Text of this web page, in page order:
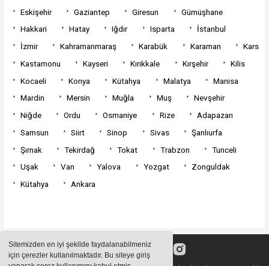
Sitemizden en iyi şekilde faydalanabilmeniz
için çerezler kullanılmaktadır. Bu siteye giriş
Eskişehir
Gaziantep Giresun
Gümüşhane
Hakkari
Hatay Iğdır Isparta
İstanbul
İzmir
Kahramanmaraş Karabük Karaman
Kars
Kastamonu
Kayseri Kırıkkale Kırşehir
Kilis
Kocaeli
Konya Kütahya Malatya
Manisa
Mardin
Mersin Muğla Muş
Nevşehir
Niğde
Ordu Osmaniye Rize
Adapazarı
Samsun
Siirt Sinop Sivas
Şanlıurfa
Şırnak
Tekirdağ Tokat Trabzon
Tunceli
Uşak
Van Yalova Yozgat
Zonguldak
Kütahya
Ankara